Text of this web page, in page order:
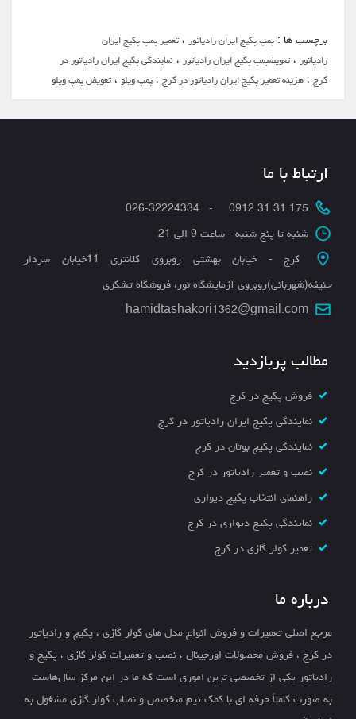
برچسب ها : پمپ پکیج ایران رادیاتور،تعمیر پمپ پکیج ایران
رادیاتور،تعویضپمپ پکیج ایران رادیاتور،نمایندگی پکیج ایران رادیاتور در
کرج،هزینه تعمیر پکیج ایران رادیاتور در کرج،پمپ ویلو،تعویض پمپ ویلو
ارتباط با ما
175 31 31 0912 - 026-32224334
شنبه تا پنج شنبه - ساعت 9 الی 21
کرج - خیابان بهشتی روبروی کلانتری 11خیابان سردار
حنیفه(شهربانی)روبروی آزمایشگاه نور، فروشگاه تشکری
hamidtashakori1362@gmail.com
مطالب پربازدید
فروش پکیج در کرج
نمایندگی پکیج ایران رادیاتور در کرج
نمایندگی پکیج بوتان در کرج
نصب و تعمیر رادیاتور در کرج
راهنمای انتخاب پکیج دیواری
نمایندگی پکیج دیواری در کرج
تعمیر کولر گازی در کرج
درباره ما
مرجع اصلی تعمیرات و فروش انواع مدل های کولر گازی ، پکیج و رادیاتور
در کرج ، فروش محصولات اورجینال ، نصب و تعمیرات کولر گازی ، پکیج و
رادیاتور یکی از تخصصی ترین اموری است که ما در این مرکز سال‌هاست
به صورت کاملاً حرفه ای با کمک تیم متخصص و نصاب کولر گازی مشغول به